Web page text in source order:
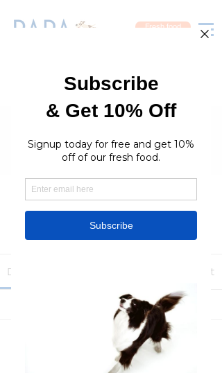
Fresh food
Groups
RaraPetcare Group
Public · 396 members
Join
Discussion About
Антон Харитонов
December 10, 2023